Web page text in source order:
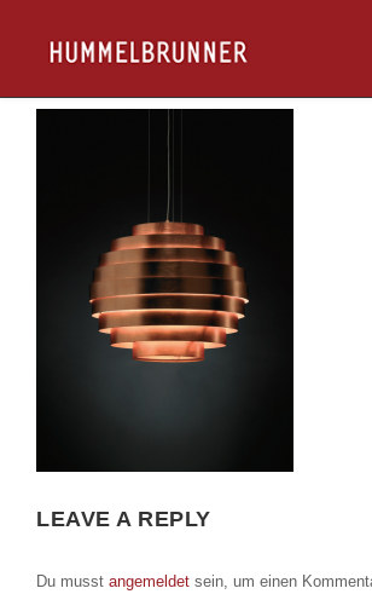
LEAVE A REPLY
Du musst angemeldet sein, um einen